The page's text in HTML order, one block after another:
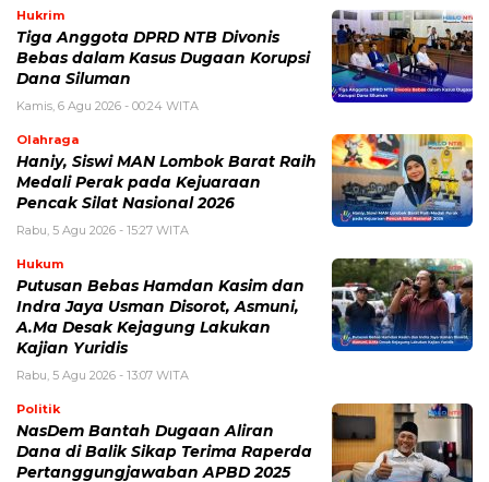
Hukrim
Tiga Anggota DPRD NTB Divonis
Bebas dalam Kasus Dugaan Korupsi
Dana Siluman
Kamis, 6 Agu 2026 - 00:24 WITA
Olahraga
Haniy, Siswi MAN Lombok Barat Raih
Medali Perak pada Kejuaraan
Pencak Silat Nasional 2026
Rabu, 5 Agu 2026 - 15:27 WITA
Hukum
Putusan Bebas Hamdan Kasim dan
Indra Jaya Usman Disorot, Asmuni,
A.Ma Desak Kejagung Lakukan
Kajian Yuridis
Rabu, 5 Agu 2026 - 13:07 WITA
Politik
NasDem Bantah Dugaan Aliran
Dana di Balik Sikap Terima Raperda
Pertanggungjawaban APBD 2025